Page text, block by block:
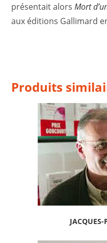
présentait alorsMort
aux éditions Gallimard
Produits
JACQUES-